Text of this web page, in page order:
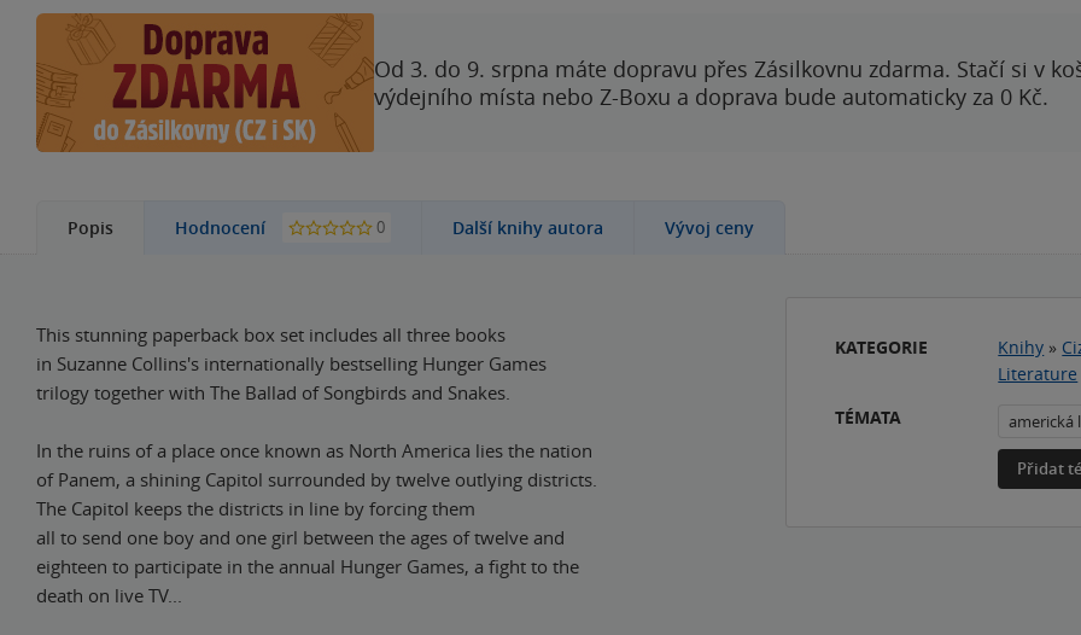
Od 3. do 9. srpna máte dopravu přes Zásilkovnu zdarma. Stačí si v
výdejního místa nebo Z-Boxu a doprava bude automaticky za 0 Kč.
Popis Hodnocení 0 Další knihy autora Vývoj ceny
This stunning paperback box set includes all three books
in Suzanne Collins's internationally bestselling Hunger Games
trilogy together with The Ballad of Songbirds and Snakes.
In the ruins of a place once known as North America lies the nation
of Panem, a shining Capitol surrounded by twelve outlying districts.
The Capitol keeps the districts in line by forcing them
all to send one boy and one girl between the ages of twelve and
eighteen to participate in the annual Hunger Games, a fight to the
death on live TV...
KATEGORIE Knihy »
Literature
TÉMATA
americká
Přidat